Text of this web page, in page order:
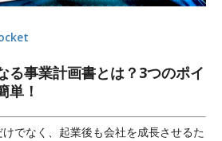
る事業計画書とは？3つのポイ
単！
でなく、起業後も会社を成長させるた